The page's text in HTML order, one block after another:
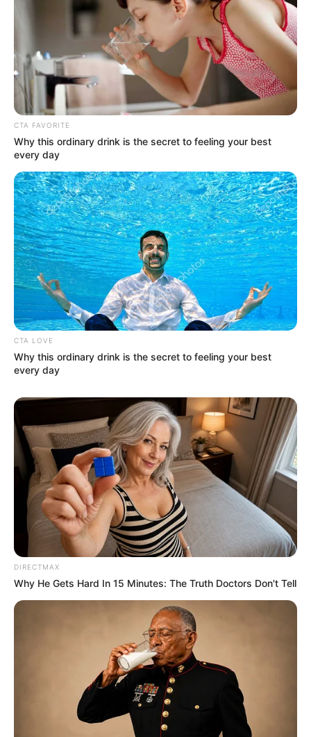
CTA FAVORITE
Why this ordinary drink is the secret to feeling your best
every day
CTA LOVE
Why this ordinary drink is the secret to feeling your best
every day
DIRECTMAX
Why He Gets Hard In 15 Minutes: The Truth Doctors Don't Tell